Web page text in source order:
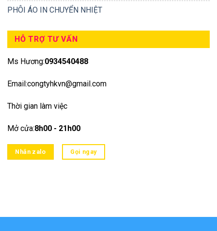
PHÔI ÁO IN CHUYỂN NHIỆT
HỖ TRỢ TƯ VẤN
Ms Hương:0934540488
Email:congtyhkvn@gmail.com
Thời gian làm việc
Mở cửa:8h00 - 21h00
Nhắn zalo Gọi ngay